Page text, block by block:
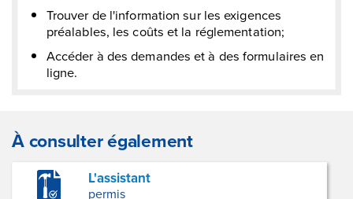
Trouver de l'information sur les exigences
préalables, les coûts et la réglementation;
Accéder à des demandes et à des formulaires en
ligne.
À consulter également
L'assistant
permis